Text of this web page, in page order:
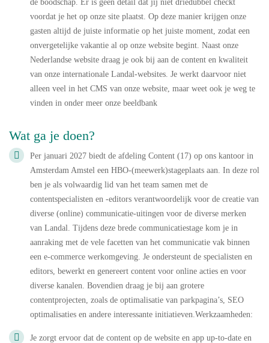
de boodschap. Er is geen detail dat jij niet driedubbel checkt
voordat je het op onze site plaatst. Op deze manier krijgen onze
gasten altijd de juiste informatie op het juiste moment, zodat een
onvergetelijke vakantie al op onze website begint. Naast onze
Nederlandse website draag je ook bij aan de content en kwaliteit
van onze internationale Landal-websites. Je werkt daarvoor niet
alleen veel in het CMS van onze website, maar weet ook je weg te
vinden in onder meer onze beeldbank
Wat ga je doen?
Per januari 2027 biedt de afdeling Content (17) op ons kantoor in
Amsterdam Amstel een HBO-(meewerk)stageplaats aan. In deze rol
ben je als volwaardig lid van het team samen met de
contentspecialisten en -editors verantwoordelijk voor de creatie van
diverse (online) communicatie-uitingen voor de diverse merken
van Landal. Tijdens deze brede communicatiestage kom je in
aanraking met de vele facetten van het communicatie vak binnen
een e-commerce werkomgeving. Je ondersteunt de specialisten en
editors, bewerkt en genereert content voor online acties en voor
diverse kanalen. Bovendien draag je bij aan grotere
contentprojecten, zoals de optimalisatie van parkpagina’s, SEO
optimalisaties en andere interessante initiatieven.Werkzaamheden:
Je zorgt ervoor dat de content op de website en app up-to-date en